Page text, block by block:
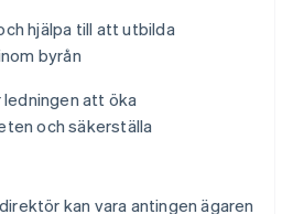
hjälpa till att utbilda
byrån
ledningen att öka
och säkerställa
kan vara antingen ägaren